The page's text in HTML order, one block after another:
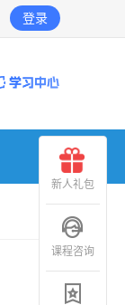
登录
新人礼包
课程咨询